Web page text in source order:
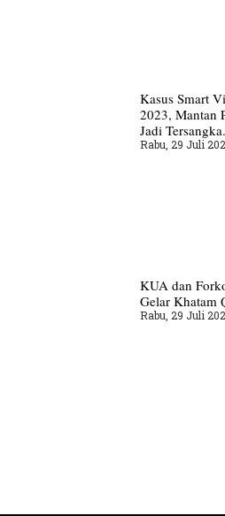
Kasus Smart
2023, Mantan
Jadi Tersangka.
Rabu, 29 Juli
KUA dan
Gelar Khatam
Rabu, 29 Juli